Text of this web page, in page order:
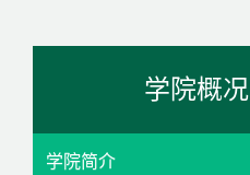
学院概况
学院简介